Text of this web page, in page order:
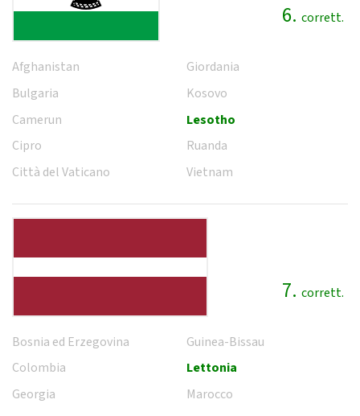
6. corrett.
Afghanistan
Bulgaria
Camerun
Cipro
Città del Vaticano
Giordania
Kosovo
Lesotho
Ruanda
Vietnam
7. corrett.
Bosnia ed Erzegovina
Colombia
Georgia
Guinea-Bissau
Lettonia
Marocco